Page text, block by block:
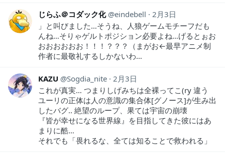
じらふ＠コダック化 eindebell
2月3日
」と叫びました…そうね、人狼ゲームモチーフだも
んね…そりゃゲルトポジション必要よね…げるとぉお
おおおおおお！！！？？？（まがお←最早アニメ制
作者に最敬礼するしかないわ…
KAZU Sogdia_nite
2月3日
これが真実… つまりしげみちは全裸ってこ(ry 違う
ユーリの正体は人の意識の集合体[グノース]が生み出
したバグ‥ 絶望のループ、果ては宇宙の崩壊
『皆が幸せになる世界線』を目指してきた彼にはあ
まりに酷…
それでも「畏れるな、全ては知ることで救われる」